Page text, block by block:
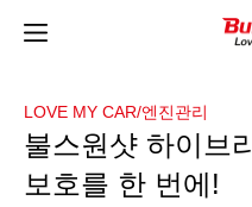
LOVE MY CAR/엔진관리
불스원샷 하이브
보호를 한 번에!